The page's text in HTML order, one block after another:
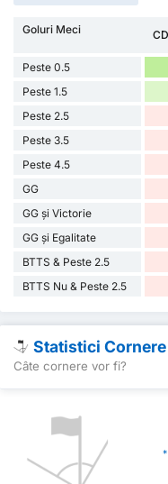
Goluri Meci
Peste 0.5
Peste 1.5
Peste 2.5
Peste 3.5
Peste 4.5
GG
GG și Victorie
GG și Egalitate
BTTS & Peste 2.5
BTTS Nu & Peste 2.5
Statistici Cornere
Câte cornere vor fi?